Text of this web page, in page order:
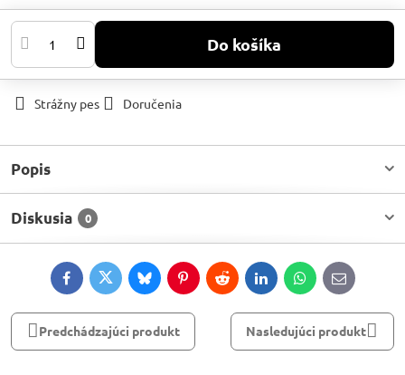
Do košíka
Strážny pes Doručenia
Popis
Diskusia 0
FacebookTwitterBlueskyPinterestRedditLinkedInWhatsApp
E-
mail
Predchádzajúci produkt Nasledujúci produkt